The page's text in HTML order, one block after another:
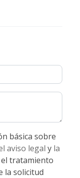
aviso legal y la
tratamiento
la solicitud